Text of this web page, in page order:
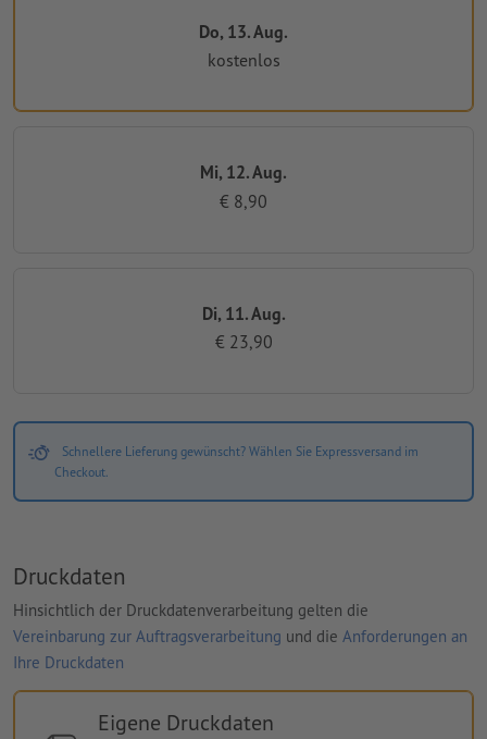
Do, 13. Aug.
kostenlos
Mi, 12. Aug.
€ 8,90
Di, 11. Aug.
€ 23,90
Schnellere Lieferung gewünscht? Wählen Sie Expressversand im
Checkout.
Druckdaten
Hinsichtlich der Druckdatenverarbeitung gelten die
Vereinbarung zur Auftragsverarbeitung und die Anforderungen an
Ihre Druckdaten
Eigene Druckdaten